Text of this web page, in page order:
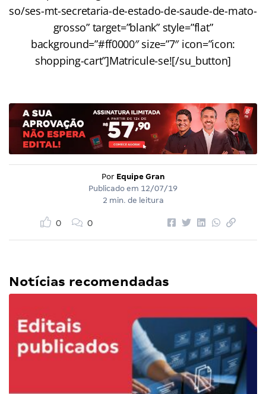
so/ses-mt-secretaria-de-estado-de-saude-de-mato-
grosso” target=”blank” style=”flat”
background=”#ff0000″ size=”7″ icon=”icon:
shopping-cart”]Matricule-se![/su_button]
Por Equipe Gran
Publicado em 12/07/19
2 min. de leitura
0 0
Notícias recomendadas